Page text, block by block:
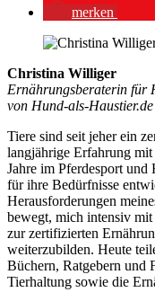
mer­ken
Christina Williger
Ernährungsberaterin für
von Hund-als-Haustier.de
Tiere sind seit jeher ein
langjährige Erfahrung
Jahre im Pferdesport und
für ihre Bedürfnisse
Herausforderungen
bewegt, mich intensiv
zur zertifizierten
weiterzubilden. Heute
Büchern, Ratgebern und
Tierhaltung sowie die